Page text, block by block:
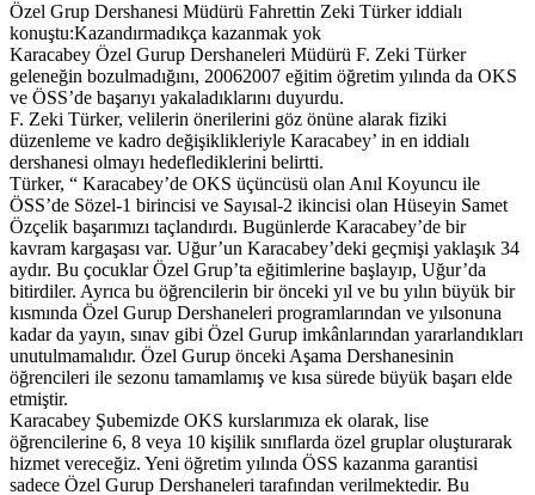
Özel Grup Dershanesi Müdürü Fahrettin Zeki Türker iddialı
konuştu:Kazandırmadıkça kazanmak yok
Karacabey Özel Gurup Dershaneleri Müdürü F. Zeki Türker
geleneğin bozulmadığını, 20062007 eğitim öğretim yılında da OKS
ve ÖSS’de başarıyı yakaladıklarını duyurdu.
F. Zeki Türker, velilerin önerilerini göz önüne alarak fiziki
düzenleme ve kadro değişiklikleriyle Karacabey’ in en iddialı
dershanesi olmayı hedeflediklerini belirtti.
Türker, “ Karacabey’de OKS üçüncüsü olan Anıl Koyuncu ile
ÖSS’de Sözel-1 birincisi ve Sayısal-2 ikincisi olan Hüseyin Samet
Özçelik başarımızı taçlandırdı. Bugünlerde Karacabey’de bir
kavram kargaşası var. Uğur’un Karacabey’deki geçmişi yaklaşık 34
aydır. Bu çocuklar Özel Grup’ta eğitimlerine başlayıp, Uğur’da
bitirdiler. Ayrıca bu öğrencilerin bir önceki yıl ve bu yılın büyük bir
kısmında Özel Gurup Dershaneleri programlarından ve yılsonuna
kadar da yayın, sınav gibi Özel Gurup imkânlarından yararlandıkları
unutulmamalıdır. Özel Gurup önceki Aşama Dershanesinin
öğrencileri ile sezonu tamamlamış ve kısa sürede büyük başarı elde
etmiştir.
Karacabey Şubemizde OKS kurslarımıza ek olarak, lise
öğrencilerine 6, 8 veya 10 kişilik sınıflarda özel gruplar oluşturarak
hizmet vereceğiz. Yeni öğretim yılında ÖSS kazanma garantisi
sadece Özel Gurup Dershaneleri tarafından verilmektedir. Bu